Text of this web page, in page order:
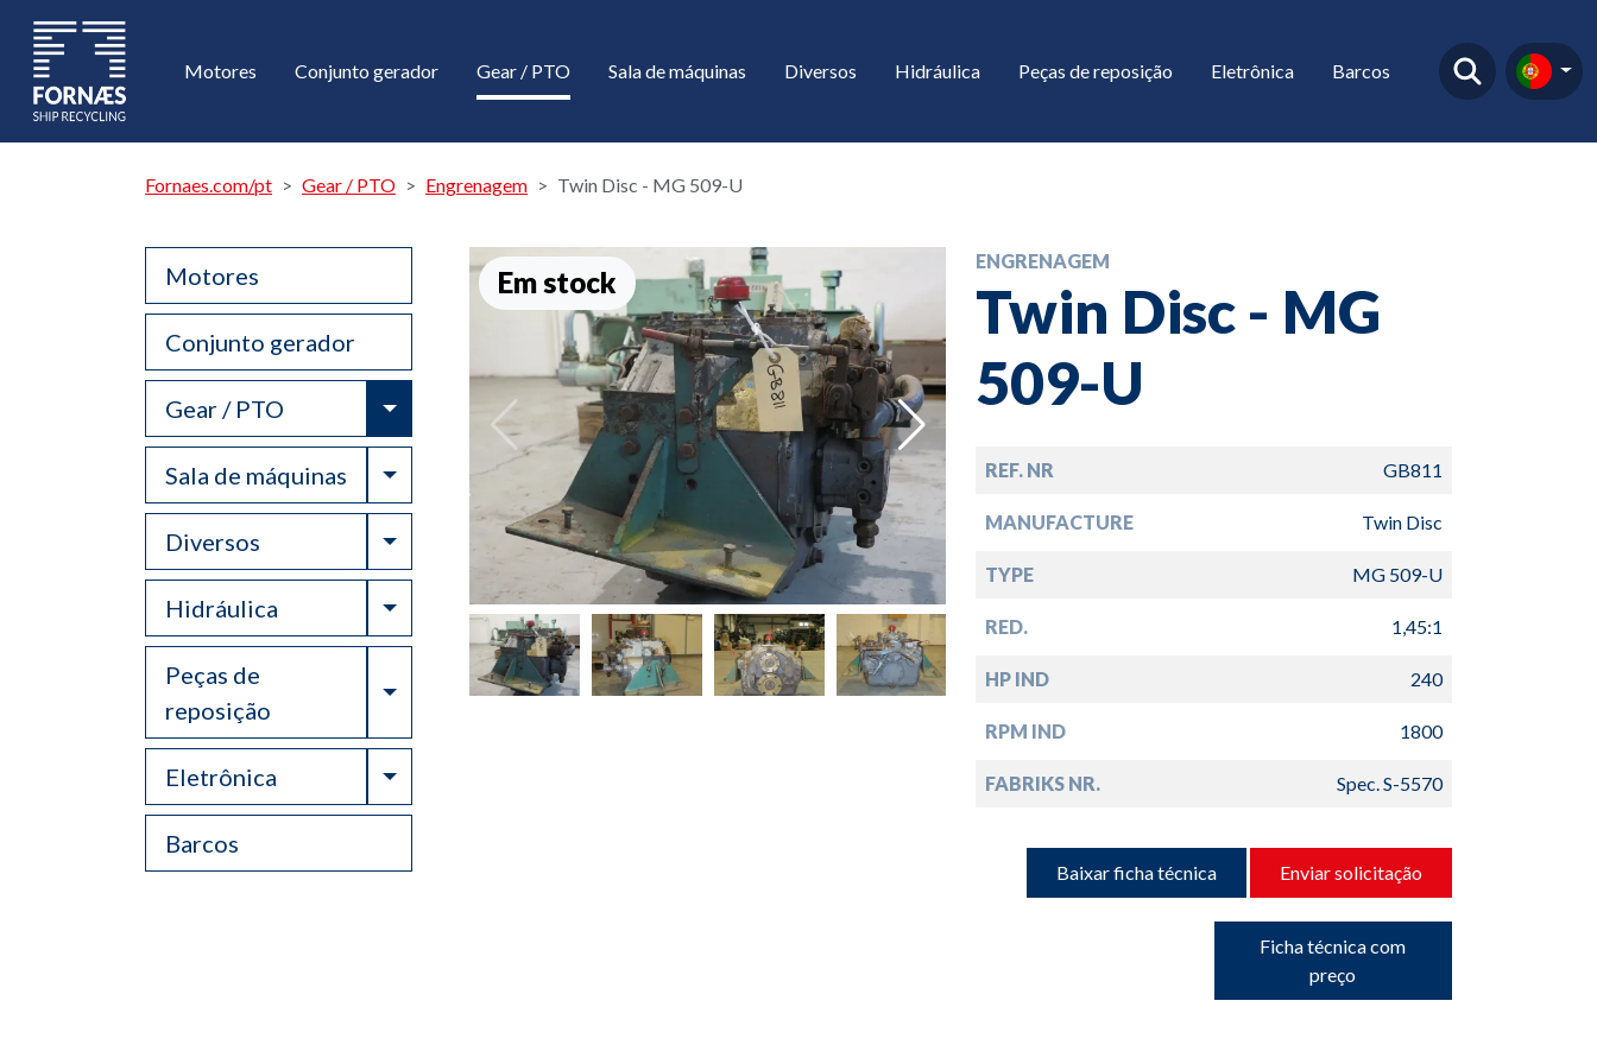
Motores Conjunto gerador Gear / PTO Sala de máquinas Diversos Hidráulica Peças de reposição Eletrônica Barcos
Fornaes.com/pt Gear / PTO Engrenagem Twin Disc - MG 509-U
Motores
Conjunto gerador
Gear / PTO Toggle Dropdown
Sala de máquinas Toggle Dropdown
Diversos Toggle Dropdown
Hidráulica Toggle Dropdown
Peças de
reposição
Toggle Dropdown
Eletrônica Toggle Dropdown
Barcos
Em stock
ENGRENAGEM
Twin Disc - MG
509-U
REF. NR GB811
MANUFACTURE Twin Disc
TYPE MG 509-U
RED. 1,45:1
HP IND 240
RPM IND 1800
FABRIKS NR. Spec. S-5570
Baixar ficha técnica Enviar solicitação
Ficha técnica com
preço